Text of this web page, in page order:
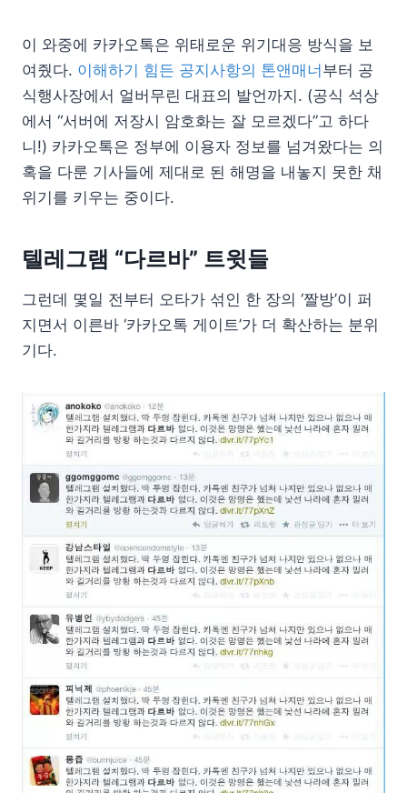
이 와중에 카카오톡은 위태로운 위기대응 방식을 보
여줬다. 이해하기 힘든 공지사항의 톤앤매너 부터 공
식행사장에서 얼버무린 대표의 발언까지. (공식 석상
에서 “서버에 저장시 암호화는 잘 모르겠다”고 하다
니!) 카카오톡은 정부에 이용자 정보를 넘겨왔다는 의
혹을 다룬 기사들에 제대로 된 해명을 내놓지 못한 채
위기를 키우는 중이다.
텔레그램 “다르바” 트윗들
그런데 몇일 전부터 오타가 섞인 한 장의 ‘짤방’이 퍼
지면서 이른바 ‘카카오톡 게이트’가 더 확산하는 분위
기다.